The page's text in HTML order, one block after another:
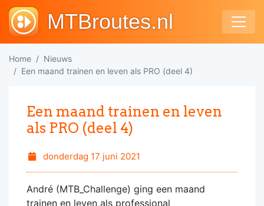
MTBroutes.nl
Home
Nieuws
Een maand trainen en leven als PRO (deel 4)
Een maand trainen en leven
als PRO (deel 4)
donderdag 17 juni 2021
André (MTB_Challenge) ging een maand
trainen en leven als professional